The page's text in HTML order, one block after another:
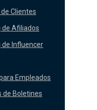
Clientes
de Boletines
Influencer
Afiliados
Empleados